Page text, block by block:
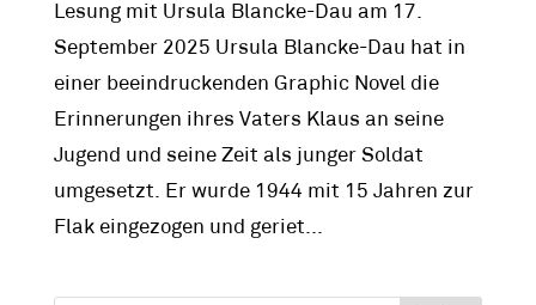
Lesung mit Ursula Blancke-Dau am 17.
September 2025 Ursula Blancke-Dau hat in
einer beeindruckenden Graphic Novel die
Erinnerungen ihres Vaters Klaus an seine
Jugend und seine Zeit als junger Soldat
umgesetzt. Er wurde 1944 mit 15 Jahren zur
Flak eingezogen und geriet...